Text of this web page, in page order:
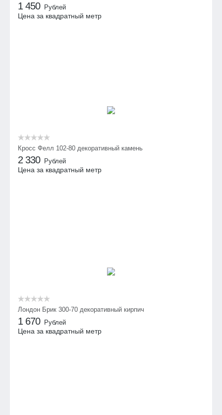
1 450 Рублей
Цена за квадратный метр
Кросс Фелл 102-80 декоративный камень
2 330 Рублей
Цена за квадратный метр
Лондон Брик 300-70 декоративный кирпич
1 670 Рублей
Цена за квадратный метр